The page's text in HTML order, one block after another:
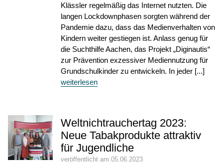
Klässler regelmäßig das Internet nutzten. Die
langen Lockdownphasen sorgten während der
Pandemie dazu, dass das Medienverhalten von
Kindern weiter gestiegen ist. Anlass genug für
die Suchthilfe Aachen, das Projekt „Diginautis“
zur Prävention exzessiver Mediennutzung für
Grundschulkinder zu entwickeln. In jeder [...]
weiterlesen
Weltnichtrauchertag 2023:
Neue Tabakprodukte attraktiv
für Jugendliche
veröffentlicht am 05.06.2023